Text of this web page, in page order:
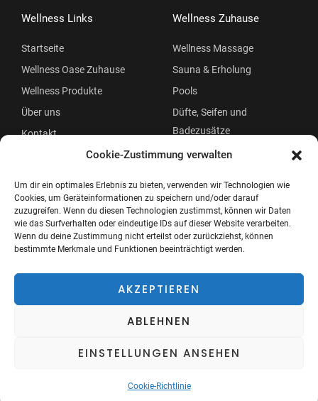
Cookie-Zustimmung verwalten
Um dir ein optimales Erlebnis zu bieten, verwenden wir Technologien wie
Cookies, um Geräteinformationen zu speichern und/oder darauf
zuzugreifen. Wenn du diesen Technologien zustimmst, können wir Daten
wie das Surfverhalten oder eindeutige IDs auf dieser Website verarbeiten.
Wenn du deine Zustimmung nicht erteilst oder zurückziehst, können
bestimmte Merkmale und Funktionen beeinträchtigt werden.
AKZEPTIEREN
ABLEHNEN
EINSTELLUNGEN ANSEHEN
Cookie-Richtlinie
Wellness Links
Startseite
Wellness Oase Zuhause
Wellness Produkte
Über uns
Kontakt
Wellness Zuhause
Wellness Massage
Sauna & Erholung
Pools
Düfte, Seifen und
Badezusätze
Beauty
Menü